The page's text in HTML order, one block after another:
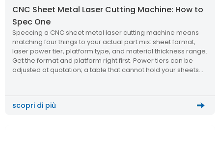
CNC Sheet Metal Laser Cutting Machine: How to
Spec One
Speccing a CNC sheet metal laser cutting machine means
matching four things to your actual part mix: sheet format,
laser power tier, platform type, and material thickness range.
Get the format and platform right first. Power tiers can be
adjusted at quotation; a table that cannot hold your sheets
scopri di più